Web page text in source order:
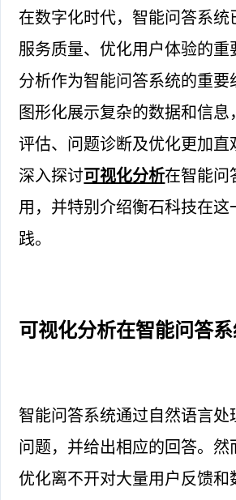
在数字化时代，智能问答系统
服务质量、优化用户体验的重
分析作为智能问答系统的重要
图形化展示复杂的数据和信
评估、问题诊断及优化更加直
深入探讨可视化分析在智能问
用，并特别介绍衡石科技在这
践。
可视化分析在智能问答
智能问答系统通过自然语言处
问题，并给出相应的回答。然
优化离不开对大量用户反馈和